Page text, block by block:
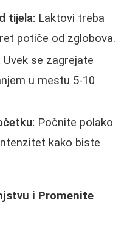
tijela: Laktovi treba
potiče od zglobova.
Uvek se zagrejate
u mestu 5-10
Počnite polako
kako biste
i Promenite